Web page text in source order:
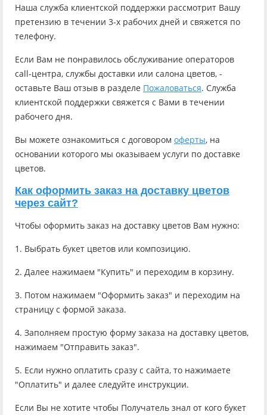
Наша служба клиентской поддержки рассмотрит Вашу
претензию в течении 3-х рабочих дней и свяжется по
телефону.
Если Вам не понравилось обслуживание операторов
call-центра, службы доставки или салона цветов, -
оставьте Ваш отзыв в разделе Пожаловаться. Служба
клиентской поддержки свяжется с Вами в течении
рабочего дня.
Вы можете ознакомиться с договором оферты, на
основании которого мы оказываем услуги по доставке
цветов.
Как оформить заказ на доставку цветов
через сайт?
Чтобы оформить заказ на доставку цветов Вам нужно:
1. Выбрать букет цветов или композицию.
2. Далее нажимаем "Купить" и переходим в корзину.
3. Потом нажимаем "Оформить заказ" и переходим на
страницу с формой заказа.
4. Заполняем простую форму заказа на доставку цветов,
нажимаем "Отправить заказ".
5. Если нужно оплатить сразу с сайта, то нажимаете
"Оплатить" и далее следуйте инструкции.
Если Вы не хотите чтобы Получатель знал от кого букет